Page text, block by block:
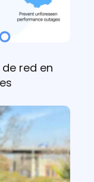
red en